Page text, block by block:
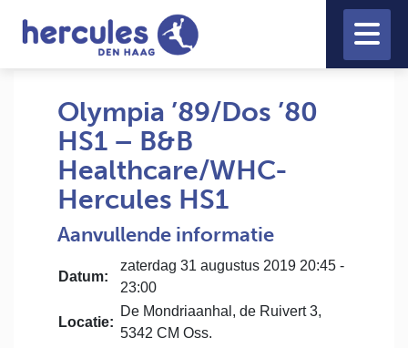
Olympia ’89/Dos ’80
HS1 – B&B
Healthcare/WHC-
Hercules HS1
Aanvullende informatie
Datum:
zaterdag 31 augustus 2019 20:45 -
23:00
Locatie:
De Mondriaanhal, de Ruivert 3,
5342 CM Oss.